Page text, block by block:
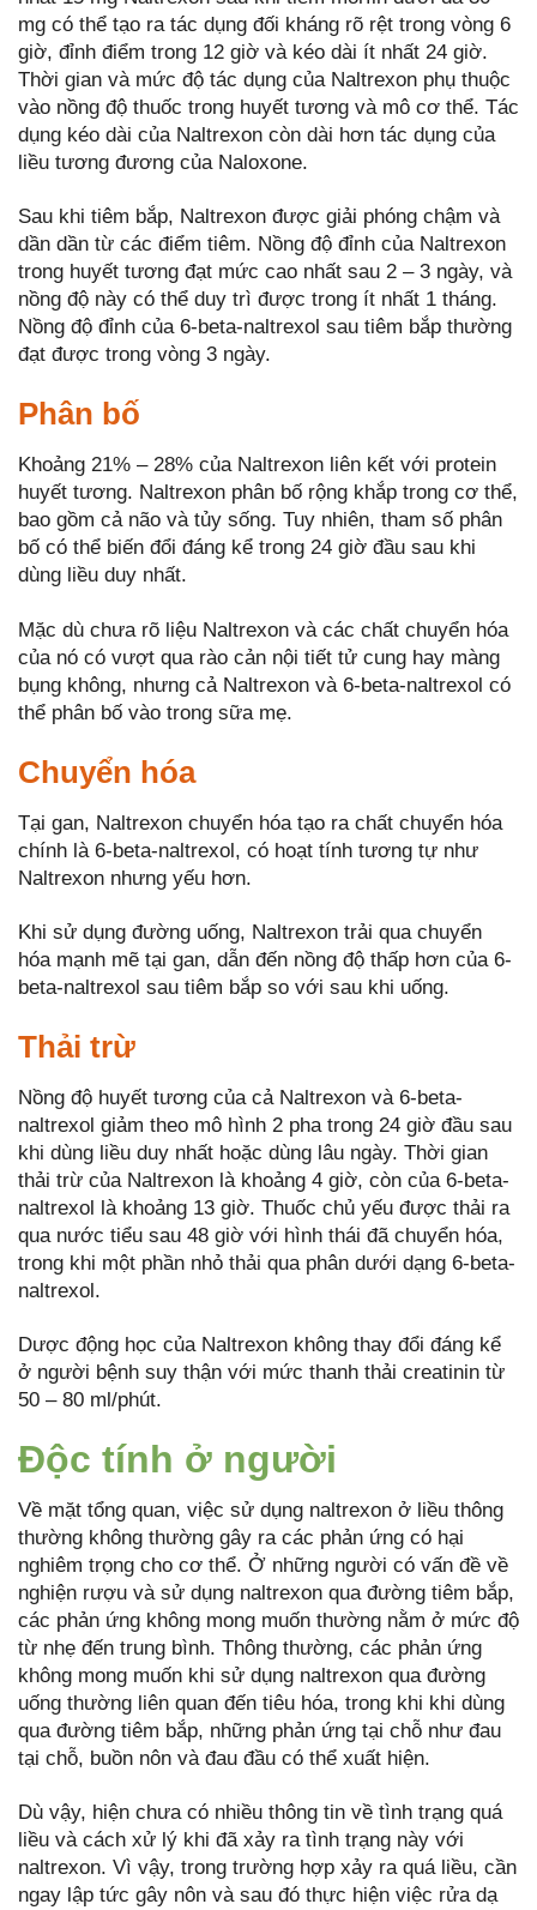
mg có thể tạo ra tác dụng đối kháng rõ rệt trong vòng 6
giờ, đỉnh điểm trong 12 giờ và kéo dài ít nhất 24 giờ.
Thời gian và mức độ tác dụng của Naltrexon phụ thuộc
vào nồng độ thuốc trong huyết tương và mô cơ thể. Tác
dụng kéo dài của Naltrexon còn dài hơn tác dụng của
liều tương đương của Naloxone.
Sau khi tiêm bắp, Naltrexon được giải phóng chậm và
dần dần từ các điểm tiêm. Nồng độ đỉnh của Naltrexon
trong huyết tương đạt mức cao nhất sau 2 – 3 ngày, và
nồng độ này có thể duy trì được trong ít nhất 1 tháng.
Nồng độ đỉnh của 6-beta-naltrexol sau tiêm bắp thường
đạt được trong vòng 3 ngày.
Phân bố
Khoảng 21% – 28% của Naltrexon liên kết với protein
huyết tương. Naltrexon phân bố rộng khắp trong cơ thể,
bao gồm cả não và tủy sống. Tuy nhiên, tham số phân
bố có thể biến đổi đáng kể trong 24 giờ đầu sau khi
dùng liều duy nhất.
Mặc dù chưa rõ liệu Naltrexon và các chất chuyển hóa
của nó có vượt qua rào cản nội tiết tử cung hay màng
bụng không, nhưng cả Naltrexon và 6-beta-naltrexol có
thể phân bố vào trong sữa mẹ.
Chuyển hóa
Tại gan, Naltrexon chuyển hóa tạo ra chất chuyển hóa
chính là 6-beta-naltrexol, có hoạt tính tương tự như
Naltrexon nhưng yếu hơn.
Khi sử dụng đường uống, Naltrexon trải qua chuyển
hóa mạnh mẽ tại gan, dẫn đến nồng độ thấp hơn của 6-
beta-naltrexol sau tiêm bắp so với sau khi uống.
Thải trừ
Nồng độ huyết tương của cả Naltrexon và 6-beta-
naltrexol giảm theo mô hình 2 pha trong 24 giờ đầu sau
khi dùng liều duy nhất hoặc dùng lâu ngày. Thời gian
thải trừ của Naltrexon là khoảng 4 giờ, còn của 6-beta-
naltrexol là khoảng 13 giờ. Thuốc chủ yếu được thải ra
qua nước tiểu sau 48 giờ với hình thái đã chuyển hóa,
trong khi một phần nhỏ thải qua phân dưới dạng 6-beta-
naltrexol.
Dược động học của Naltrexon không thay đổi đáng kể
ở người bệnh suy thận với mức thanh thải creatinin từ
50 – 80 ml/phút.
Độc tính ở người
Về mặt tổng quan, việc sử dụng naltrexon ở liều thông
thường không thường gây ra các phản ứng có hại
nghiêm trọng cho cơ thể. Ở những người có vấn đề về
nghiện rượu và sử dụng naltrexon qua đường tiêm bắp,
các phản ứng không mong muốn thường nằm ở mức độ
từ nhẹ đến trung bình. Thông thường, các phản ứng
không mong muốn khi sử dụng naltrexon qua đường
uống thường liên quan đến tiêu hóa, trong khi khi dùng
qua đường tiêm bắp, những phản ứng tại chỗ như đau
tại chỗ, buồn nôn và đau đầu có thể xuất hiện.
Dù vậy, hiện chưa có nhiều thông tin về tình trạng quá
liều và cách xử lý khi đã xảy ra tình trạng này với
naltrexon. Vì vậy, trong trường hợp xảy ra quá liều, cần
ngay lập tức gây nôn và sau đó thực hiện việc rửa dạ